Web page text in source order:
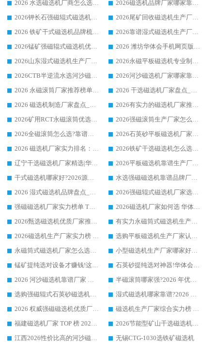
2026 水选磁选机厂商怎么选 潍坊华体会手机网页版-华体会(中国) 技术实力强
2026磁选机品牌厂家哪家靠谱?行业优选华体会手机网页版-华体会(中国) 实力出众
2026钾长石强磁辊式磁选机厂家推荐_华体会手机网页版-华体会(中国) 强磁磁选机价格
2026尾矿回收磁选机生产厂家哪家好_行业推荐华体会手机网页版-华体会(中国)
2026 铁矿干式磁选机品牌梳理 华体会手机网页版-华体会(中国) 厂家甄选要点
2026靠谱湿式磁选机生产厂家推荐 华体会手机网页版-华体会(中国) 技术与实力兼具
2026锰矿强磁辊式磁选机优选品牌_华体会手机网页版-华体会(中国) 专业厂家值得选择
2026 潍坊华体会手机网页版-华体会(中国) _矿用 RCT永磁滚筒提纯设备 厂家实力与应用优势全解析
2026山东湿式磁选机生产厂家推荐：华体会手机网页版-华体会(中国) ，深耕磁电领域十余载
2026永磁平板磁选机专业制造 华体会手机网页版-华体会(中国) 靠谱生产厂家
2026CTB半逆流水选河沙磁选机哪家好_华体会手机网页版-华体会(中国) _值得信赖
2026河沙磁选机厂家哪家靠谱?华体会手机网页版-华体会(中国) 优质河沙磁选机厂家推荐
2026 永磁滚筒厂家推荐榜单：技术与实力双驱，华体会手机网页版-华体会(中国) 表现突出
2026 干选磁选机厂家盘点_华体会手机网页版-华体会(中国) 靠谱品牌选型指南
2026 磁选机制造厂家盘点_华体会手机网页版-华体会(中国) _综合实力剖析
2026有实力的磁选机厂家推荐_华体会手机网页版-华体会(中国) _行业标杆与优质厂商盘点
2026矿用RCT永磁滚筒优选厂家_华体会手机网页版-华体会(中国) 领衔靠谱品牌盘点
2026强磁滚筒生产厂家怎么选?行业口碑推荐华体会手机网页版-华体会(中国)
2026全磁滚筒怎么选?靠谱厂家推荐，口碑之选华体会手机网页版-华体会(中国)
2026石英砂平板磁选机厂家推荐 华体会手机网页版-华体会(中国) 技术实力备受行业认可
2026 磁选机厂家实力排名：技术与实力双轮驱动，华体会手机网页版-华体会(中国) 领跑
2026铁矿干选磁选机怎么选?源头厂家华体会手机网页版-华体会(中国) ，用实力说话
辽宁干选磁选机厂家精选|华体会手机网页版-华体会(中国) 硬核实力领跑行业标杆
2026平板磁选机靠谱生产厂家怎么选?行业标杆华体会手机网页版-华体会(中国) ，凭硬实力脱颖而出
干式磁选机哪家好?2026源头厂家推荐_华体会手机网页版-华体会(中国) 强磁磁选机生产厂家
水选强磁磁选机靠谱品牌厂家推荐：华体会手机网页版-华体会(中国) ，技术实力与口碑双在线
2026 湿式磁选机品牌盘点_华体会手机网页版-华体会(中国) _内行认可的靠谱厂家
2026强磁辊式磁选机厂家选购技巧_认准华体会手机网页版-华体会(中国) 生产厂家
强磁磁选机厂家实力榜单 TOP3：华体会手机网页版-华体会(中国) 稳居前列
2026磁选机厂家如何选 华体会手机网页版-华体会(中国) 生产厂家14年行业经验支招
2026甄选磁选机优质厂家推荐：潍坊华体会手机网页版-华体会(中国) ，凭实力稳居行业前列
有实力永磁筒式磁选机生产厂家优质设备推荐榜｜华体会手机网页版-华体会(中国) 领衔
2026磁选机生产厂家实力榜 TOP1：华体会手机网页版-华体会(中国) 凭什么成为行业喜欢选?
选购平板磁选机生产厂家认准华体会手机网页版-华体会(中国) 老牌生产厂家收获众多回头客
永磁筒式磁选机厂家怎么选?14 年老厂华体会手机网页版-华体会(中国) 凭实力出圈，这 5 大优势太圈粉
小型磁选机生产厂家哪家好?2026 年实测推荐，华体会手机网页版-华体会(中国) 十年口碑厂值得闭眼入
锰矿提纯选对设备才赚钱!这家临朐厂家的强磁辊磁选机凭啥成行业标杆?
石英砂提纯选对神器!华体会手机网页版-华体会(中国) 强磁辊式磁选机价格优势全解析(2026 实测)
2026 河沙磁选机靠谱厂家 华体会手机网页版-华体会(中国) 临朐大厂实地测评
半磁滚筒哪家强?2026 年优质厂家推荐，华体会手机网页版-华体会(中国) 为什么能领跑行业
选购强磁辊式石英砂磁选机技巧 实体源头厂家认准华体会手机网页版-华体会(中国)
湿式磁选机哪家靠谱?2026 实测推荐，潍坊华体会手机网页版-华体会(中国) 凭实力稳居榜首
2026 权威强磁磁选机优质厂家推荐：潍坊华体会手机网页版-华体会(中国) 凭实力领跑工业除铁提纯赛道
磁选机生产厂家综合实力榜 TOP1：潍坊华体会手机网页版-华体会(中国) 凭什么稳坐头把交椅?
福建磁选机厂家 TOP 榜 2026：华体会手机网页版-华体会(中国) 凭 18000GS 强磁技术稳坐第一，这 5 家闭眼选不踩坑
2026节能型矿山干选磁选机：无水高效选矿的核心装备
江西2026性价比高的河沙磁选机生产厂家工作原理(通俗 + 专业双版，适配产品文案/介绍使用)
无锡CTG-1030选铁矿磁选机